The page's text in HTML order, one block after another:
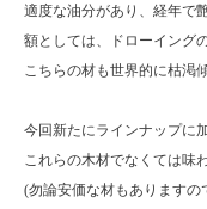
適度な油分があり、経年で
額としては、ドローイング
こちらの材も世界的に枯渇
今回新たにラインナップに
これらの木材でなくては味
(勿論安価な材もあります